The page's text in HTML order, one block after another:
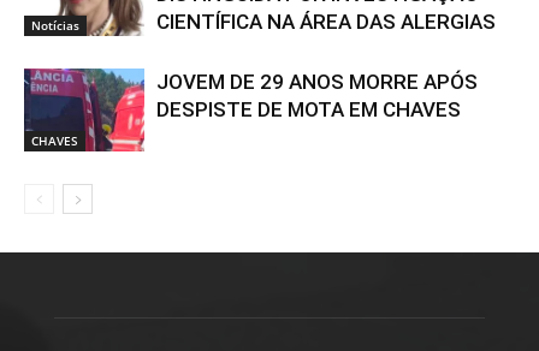
Notícias
CIENTÍFICA NA ÁREA DAS ALERGIAS
CHAVES
JOVEM DE 29 ANOS MORRE APÓS
DESPISTE DE MOTA EM CHAVES